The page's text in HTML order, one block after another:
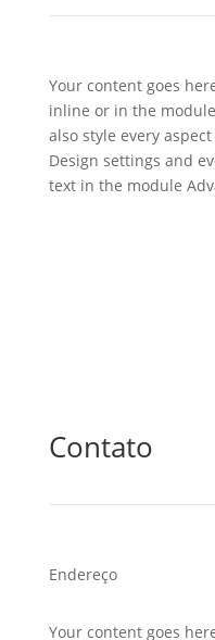
Your content goes
inline or in the
also style every
Design settings and
text in the module
Contato
Endereço
Your content goes